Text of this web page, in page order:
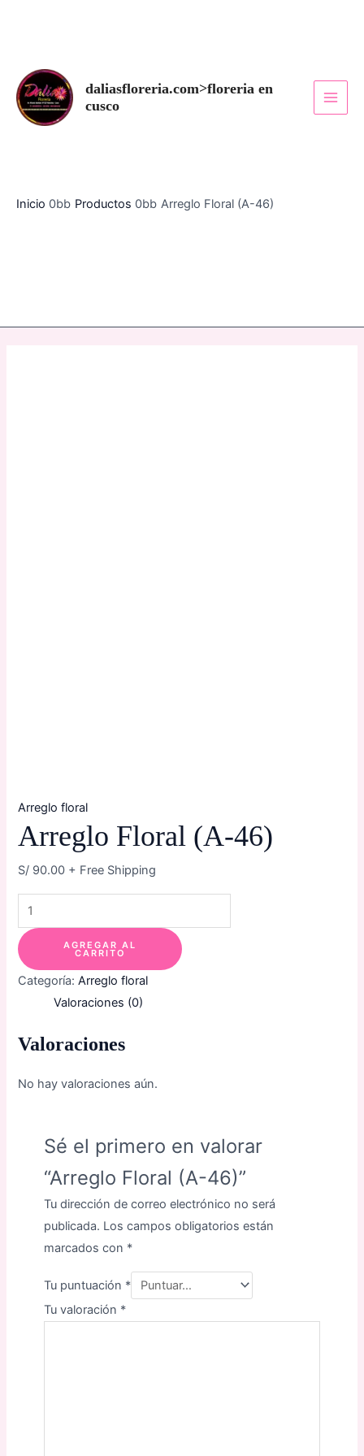
daliasfloreria.com>floreria en
cusco
Inicio Productos Arreglo Floral (A-46)
Arreglo floral
Arreglo Floral (A-46)
S/ 90.00 + Free Shipping
46)
cantidad
AGREGAR AL
CARRITO
Categoría:Arreglo floral
Valoraciones (0)
Valoraciones
No hay valoraciones aún.
Sé el primero en valorar
“Arreglo Floral (A-46)”
Tu dirección de correo electrónico no será
publicada. Los campos obligatorios están
marcados con *
Tu puntuación *
Tu valoración *